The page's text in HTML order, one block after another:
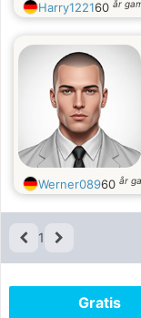
Harry122160 år
Werner08960 år
1
Gratis